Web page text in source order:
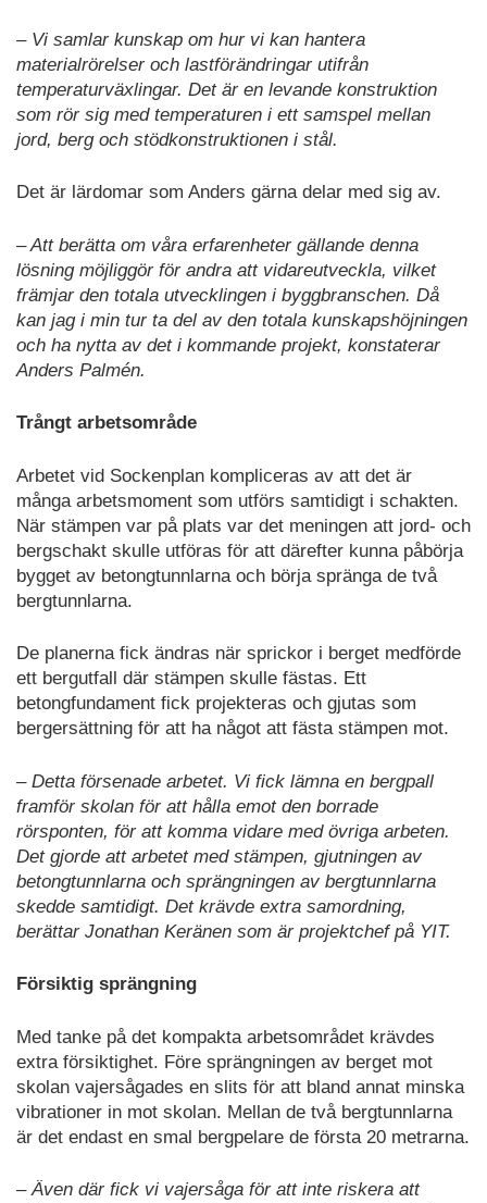
– Vi samlar kunskap om hur vi kan hantera
materialrörelser och lastförändringar utifrån
temperaturväxlingar. Det är en levande konstruktion
som rör sig med temperaturen i ett samspel mellan
jord, berg och stödkonstruktionen i stål.
Det är lärdomar som Anders gärna delar med sig av.
– Att berätta om våra erfarenheter gällande denna
lösning möjliggör för andra att vidareutveckla, vilket
främjar den totala utvecklingen i byggbranschen. Då
kan jag i min tur ta del av den totala kunskapshöjningen
och ha nytta av det i kommande projekt, konstaterar
Anders Palmén.
Trångt arbetsområde
Arbetet vid Sockenplan kompliceras av att det är
många arbetsmoment som utförs samtidigt i schakten.
När stämpen var på plats var det meningen att jord- och
bergschakt skulle utföras för att därefter kunna påbörja
bygget av betongtunnlarna och börja spränga de två
bergtunnlarna.
De planerna fick ändras när sprickor i berget medförde
ett bergutfall där stämpen skulle fästas. Ett
betongfundament fick projekteras och gjutas som
bergersättning för att ha något att fästa stämpen mot.
– Detta försenade arbetet. Vi fick lämna en bergpall
framför skolan för att hålla emot den borrade
rörsponten, för att komma vidare med övriga arbeten.
Det gjorde att arbetet med stämpen, gjutningen av
betongtunnlarna och sprängningen av bergtunnlarna
skedde samtidigt. Det krävde extra samordning,
berättar Jonathan Keränen som är projektchef på YIT.
Försiktig sprängning
Med tanke på det kompakta arbetsområdet krävdes
extra försiktighet. Före sprängningen av berget mot
skolan vajersågades en slits för att bland annat minska
vibrationer in mot skolan. Mellan de två bergtunnlarna
är det endast en smal bergpelare de första 20 metrarna.
– Även där fick vi vajersåga för att inte riskera att